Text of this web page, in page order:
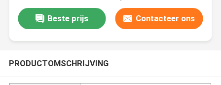
Beste prijs Contacteer ons
PRODUCTOMSCHRIJVING